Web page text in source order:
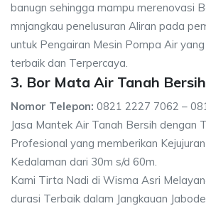
banugn sehingga mampu merenovasi
mnjangkau penelusuran Aliran pada
untuk Pengairan Mesin Pompa Air
terbaik dan Terpercaya.
3. Bor Mata Air Tanah
Nomor Telepon: 0821 2227 7062 –
Jasa Mantek Air Tanah Bersih dengan
Profesional yang memberikan
Kedalaman dari 30m s/d 60m.
Kami Tirta Nadi di Wisma Asri
durasi Terbaik dalam Jangkauan